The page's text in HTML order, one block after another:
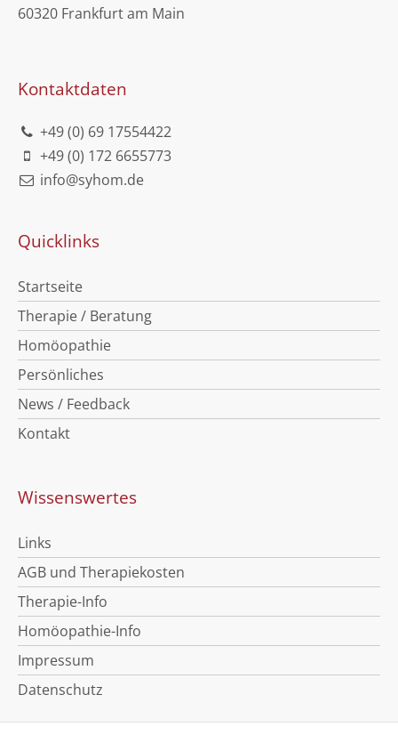
60320 Frankfurt am Main
Kontaktdaten
+49 (0) 69 17554422
+49 (0) 172 6655773
info@syhom.de
Quicklinks
Startseite
Therapie / Beratung
Homöopathie
Persönliches
News / Feedback
Kontakt
Wissenswertes
Links
AGB und Therapiekosten
Therapie-Info
Homöopathie-Info
Impressum
Datenschutz